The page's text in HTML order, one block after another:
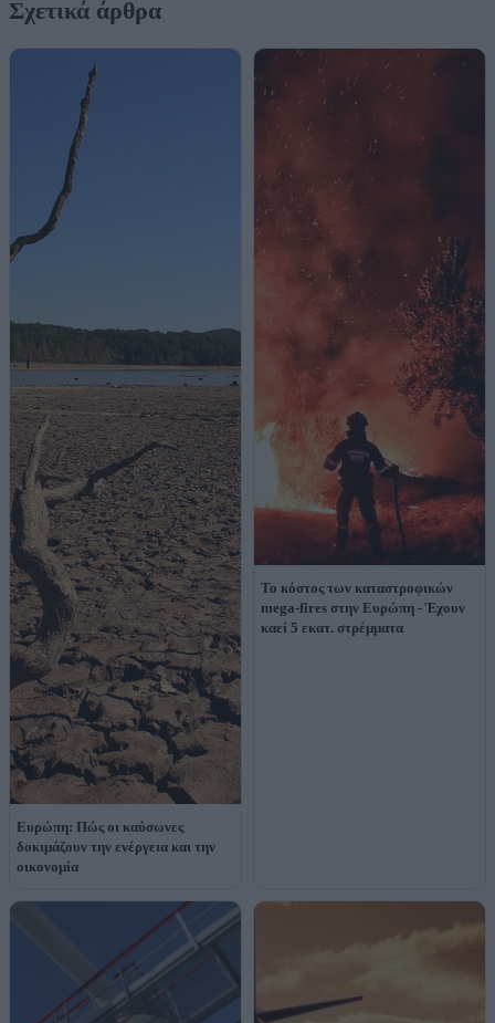
Σχετικά άρθρα
Ευρώπη: Πώς οι καύσωνες
δοκιμάζουν την ενέργεια και την
οικονομία
Το κόστος των καταστροφικών
mega-fires στην Ευρώπη - Έχουν
καεί 5 εκατ. στρέμματα